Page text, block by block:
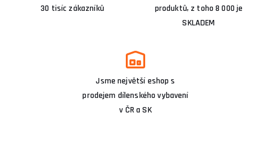
30 tisíc zákazníků
produktů, z toho 8 000 je
SKLADEM
Jsme největší eshop s
prodejem dílenského vybavení
v ČR a SK